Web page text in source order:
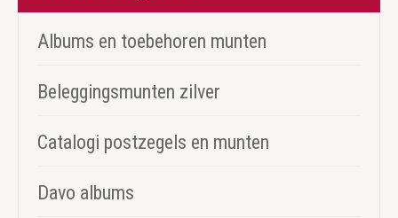
Albums en toebehoren munten
Beleggingsmunten zilver
Catalogi postzegels en munten
Davo albums